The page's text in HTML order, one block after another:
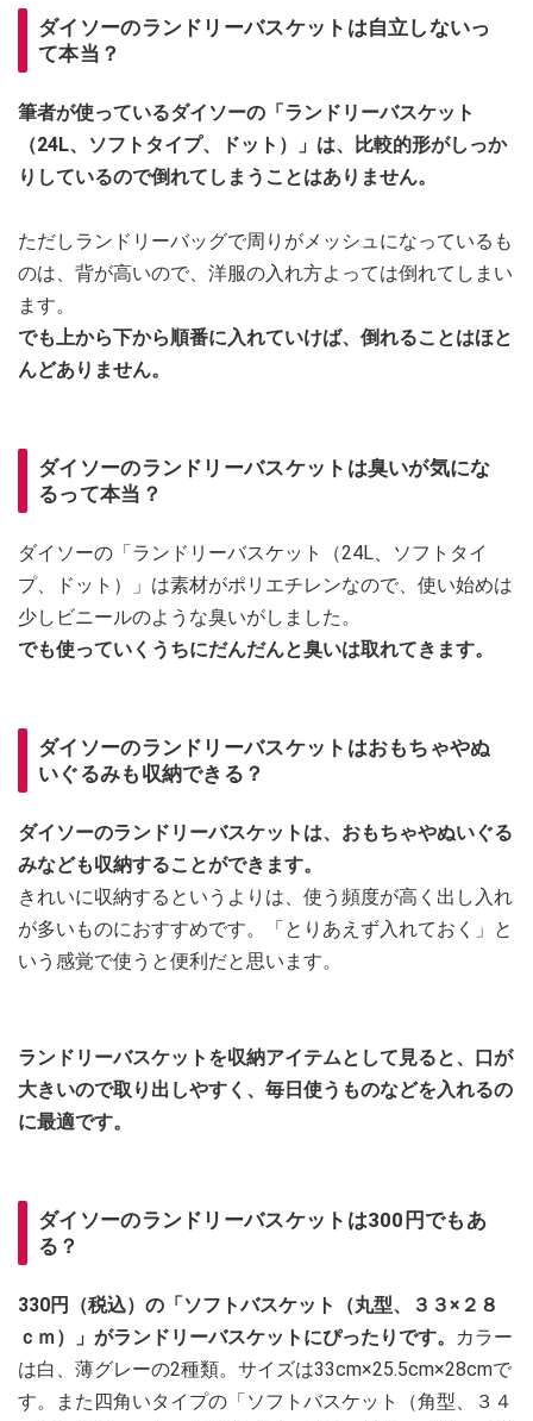
ダイソーのランドリーバスケットは自立しないっ
て本当？
筆者が使っているダイソーの「ランドリーバスケット
（24L、ソフトタイプ、ドット）」は、比較的形がしっか
りしているので倒れてしまうことはありません。
ただしランドリーバッグで周りがメッシュになっているも
のは、背が高いので、洋服の入れ方よっては倒れてしまい
ます。
でも上から下から順番に入れていけば、倒れることはほと
んどありません。
ダイソーのランドリーバスケットは臭いが気にな
るって本当？
ダイソーの「ランドリーバスケット（24L、ソフトタイ
プ、ドット）」は素材がポリエチレンなので、使い始めは
少しビニールのような臭いがしました。
でも使っていくうちにだんだんと臭いは取れてきます。
ダイソーのランドリーバスケットはおもちゃやぬ
いぐるみも収納できる？
ダイソーのランドリーバスケットは、おもちゃやぬいぐる
みなども収納することができます。
きれいに収納するというよりは、使う頻度が高く出し入れ
が多いものにおすすめです。「とりあえず入れておく」と
いう感覚で使うと便利だと思います。
ランドリーバスケットを収納アイテムとして見ると、口が
大きいので取り出しやすく、毎日使うものなどを入れるの
に最適です。
ダイソーのランドリーバスケットは300円でもあ
る？
330円（税込）の「ソフトバスケット（丸型、３３×２８
ｃｍ）」がランドリーバスケットにぴったりです。
カラー
は白、薄グレーの2種類。サイズは33cm×25.5cm×28cmで
す。また四角いタイプの「ソフトバスケット（角型、３４